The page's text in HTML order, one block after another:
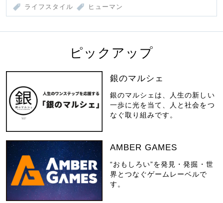
ライフスタイル ヒューマン
ピックアップ
銀のマルシェ
銀のマルシェは、人生の新しい
一歩に光を当て、人と社会をつ
なぐ取り組みです。
AMBER GAMES
“おもしろい”を発見・発掘・世
界とつなぐゲームレーベルで
す。